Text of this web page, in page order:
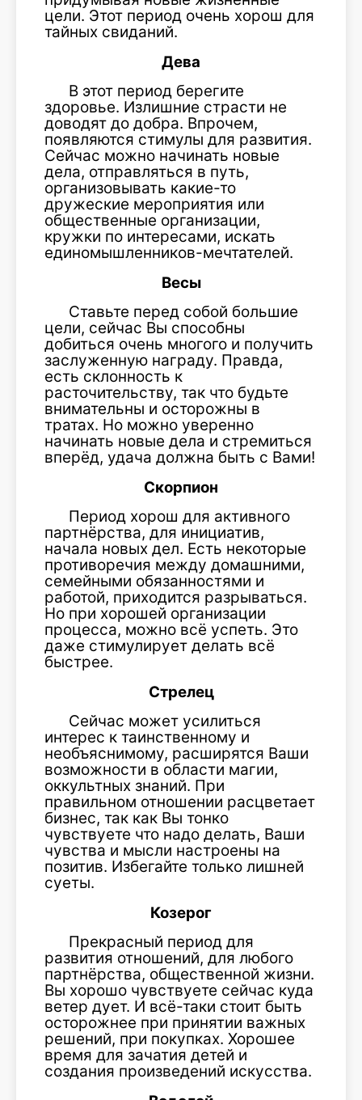
цели. Этот период очень хорош для
тайных свиданий.
Дева
В этот период берегите
здоровье. Излишние страсти не
доводят до добра. Впрочем,
появляются стимулы для развития.
Сейчас можно начинать новые
дела, отправляться в путь,
организовывать какие-то
дружеские мероприятия или
общественные организации,
кружки по интересами, искать
единомышленников-мечтателей.
Весы
Ставьте перед собой большие
цели, сейчас Вы способны
добиться очень многого и получить
заслуженную награду. Правда,
есть склонность к
расточительству, так что будьте
внимательны и осторожны в
тратах. Но можно уверенно
начинать новые дела и стремиться
вперёд, удача должна быть с Вами!
Скорпион
Период хорош для активного
партнёрства, для инициатив,
начала новых дел. Есть некоторые
противоречия между домашними,
семейными обязанностями и
работой, приходится разрываться.
Но при хорошей организации
процесса, можно всё успеть. Это
даже стимулирует делать всё
быстрее.
Стрелец
Сейчас может усилиться
интерес к таинственному и
необъяснимому, расширятся Ваши
возможности в области магии,
оккультных знаний. При
правильном отношении расцветает
бизнес, так как Вы тонко
чувствуете что надо делать, Ваши
чувства и мысли настроены на
позитив. Избегайте только лишней
суеты.
Козерог
Прекрасный период для
развития отношений, для любого
партнёрства, общественной жизни.
Вы хорошо чувствуете сейчас куда
ветер дует. И всё-таки стоит быть
осторожнее при принятии важных
решений, при покупках. Хорошее
время для зачатия детей и
создания произведений искусства.